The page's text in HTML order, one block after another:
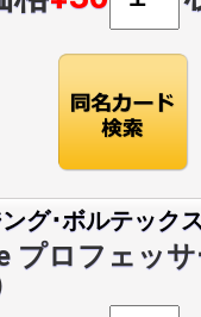
グ･ボルテック
プロフェッサ